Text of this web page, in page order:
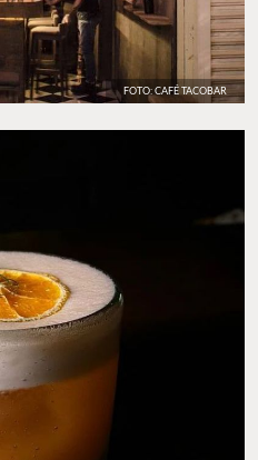
FOTO: CAFÉ TACOBAR